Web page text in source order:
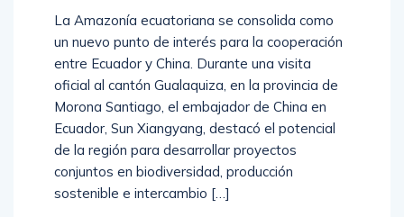
La Amazonía ecuatoriana se consolida como
un nuevo punto de interés para la cooperación
entre Ecuador y China. Durante una visita
oficial al cantón Gualaquiza, en la provincia de
Morona Santiago, el embajador de China en
Ecuador, Sun Xiangyang, destacó el potencial
de la región para desarrollar proyectos
conjuntos en biodiversidad, producción
sostenible e intercambio […]